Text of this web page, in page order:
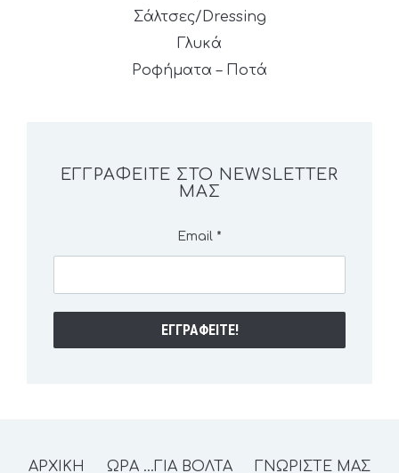
Σάλτσες/Dressing
Γλυκά
Ροφήματα – Ποτά
ΕΓΓΡΑΦΕΊΤΕ ΣΤΟ NEWSLETTER
ΜΑΣ
Email *
ΑΡΧΙΚΗ ΩΡΑ …ΓΙΑ ΒΟΛΤΑ ΓΝΩΡΙΣΤΕ ΜΑΣ